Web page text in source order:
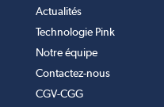
Actualités
Technologie Pink
Notre équipe
Contactez-nous
CGV-CGG